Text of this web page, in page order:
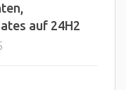
auf 24H2